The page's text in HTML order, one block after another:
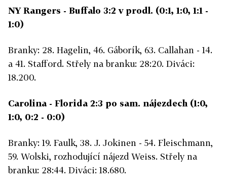
NY Rangers - Buffalo 3:2 v prodl. (0:1, 1:0, 1:1 -
1:0)
Branky: 28. Hagelin, 46. Gáborík, 63. Callahan - 14.
a 41. Stafford. Střely na branku: 28:20. Diváci:
18.200.
Carolina - Florida 2:3 po sam. nájezdech (1:0,
1:0, 0:2 - 0:0)
Branky: 19. Faulk, 38. J. Jokinen - 54. Fleischmann,
59. Wolski, rozhodující nájezd Weiss. Střely na
branku: 28:44. Diváci: 18.680.